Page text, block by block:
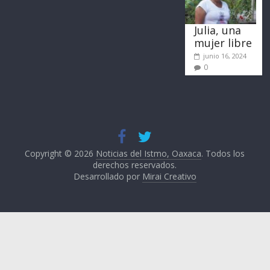
Julia, una
mujer libre
junio 16, 2024
0
Copyright © 2026 Noticias del Istmo, Oaxaca. Todos los
derechos reservados.
Desarrollado por Mirai Creativo